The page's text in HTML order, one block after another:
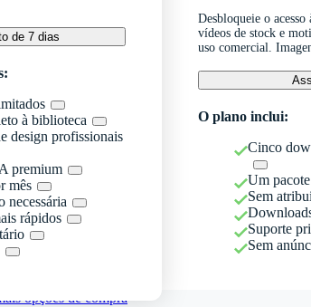
de 7 dias
à biblioteca
design profissionais
premium
mês
necessária
rápidos
Desbloqueie o
vídeos de stock e
uso comercial.
O plano inclui:
Cinco
Um
Sem
Suporte
Sem
opções de compra